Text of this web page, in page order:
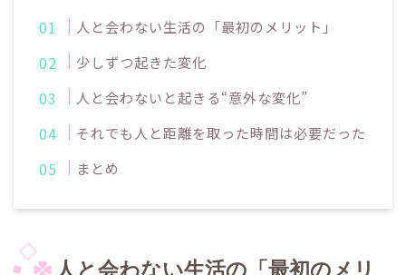
人と会わない生活の「最初のメリット」
少しずつ起きた変化
人と会わないと起きる“意外な変化”
それでも人と距離を取った時間は必要だった
まとめ
人と会わない生活の「最初のメリ